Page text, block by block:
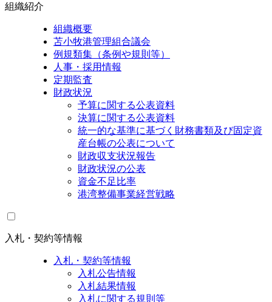
組織紹介
組織概要
苫小牧港管理組合議会
例規類集（条例や規則等）
人事・採用情報
定期監査
財政状況
予算に関する公表資料
決算に関する公表資料
統一的な基準に基づく財務書類及び固定資
産台帳の公表について
財政収支状況報告
財政状況の公表
資金不足比率
港湾整備事業経営戦略
入札・契約等情報
入札・契約等情報
入札公告情報
入札結果情報
入札に関する規則等